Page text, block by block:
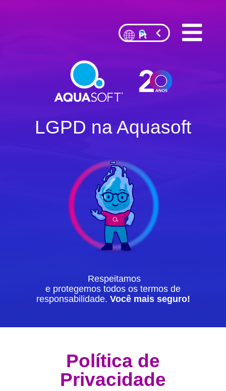
LGPD na Aquasoft
Respeitamos
e protegemos todos os termos de
responsabilidade. Você mais seguro!
Política de
Privacidade